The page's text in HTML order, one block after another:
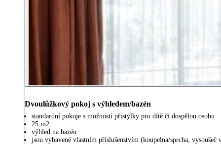
Dvoulůžkový pokoj s výhledem/bazén
standardní pokoje s možností přistýlky pro dítě či dospělou osobu
25 m2
výhled na bazén
jsou vybavené vlastním příslušenstvím (koupelna/sprcha,